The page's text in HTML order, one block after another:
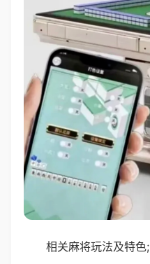
相关麻将玩法及特色;